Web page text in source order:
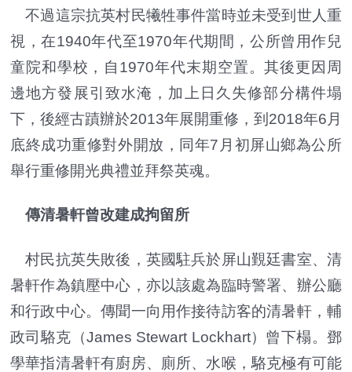
不過這宗抗英村民犧牲事件當時並未受到世人重
視，在1940年代至1970年代期間，公所曾用作兒
童院和學校，自1970年代末期空置。其後更因周
邊地方發展引致水淹，加上日久失修部分構件塌
下，後經古蹟辦於2013年展開重修，到2018年6月
底終成功重修對外開放，同年7月初屏山鄉為公所
舉行重修開光典禮並拜祭英魂。
傳清暑軒曾改建成拘留所
村民抗英失敗後，英國駐兵於屏山覲廷書室、清
暑軒作為鎮壓中心，亦以該處為臨時警署、辦公廳
和行政中心。傳聞一向用作接待訪客的清暑軒，輔
政司駱克（James Stewart Lockhart）曾下榻。鄧
學華指清暑軒有廚房、廁所、水喉，駱克極有可能